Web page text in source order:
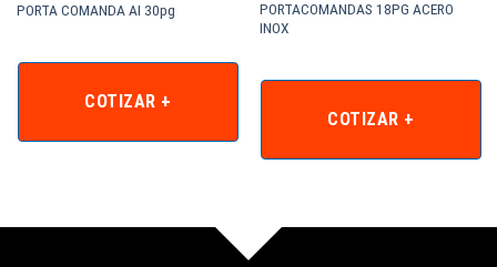
PORTA COMANDA AI 30pg
COTIZAR +
PORTACOMANDAS 18PG ACERO
INOX
COTIZAR +